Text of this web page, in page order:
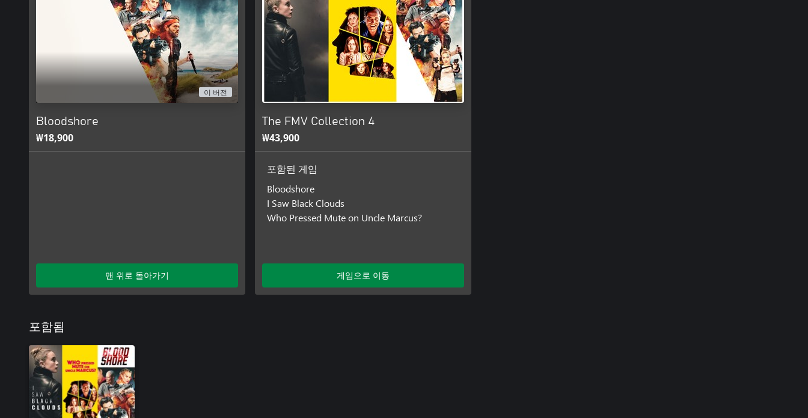
이 버전
Bloodshore
₩18,900
맨 위로 돌아가기
The FMV Collection 4
₩43,900
포함된 게임
Bloodshore
I Saw Black Clouds
Who Pressed Mute on Uncle Marcus?
게임으로 이동
포함됨